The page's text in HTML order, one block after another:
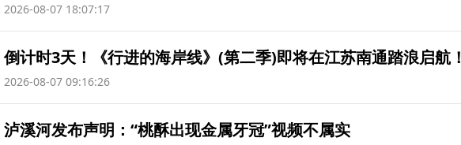
2026-08-07 18:07:17
倒计时3天！《行进的海岸线》(第二季)即将在江苏南通踏浪启航！
2026-08-07 09:16:26
泸溪河发布声明：“桃酥出现金属牙冠”视频不属实